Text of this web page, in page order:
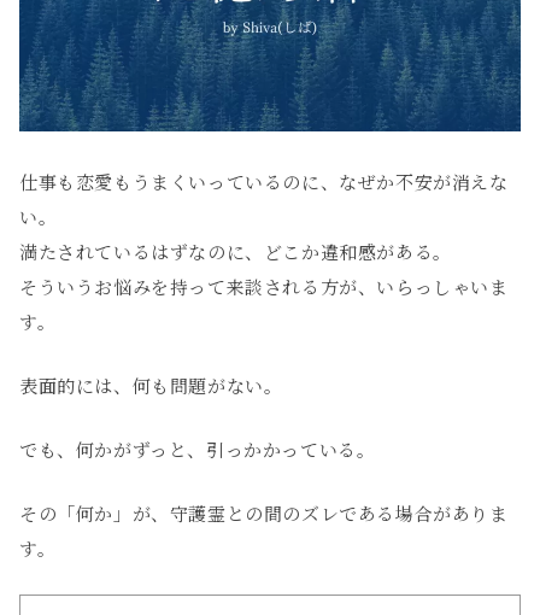
仕事も恋愛もうまくいっているのに、なぜか不安が消えな
い。
満たされているはずなのに、どこか違和感がある。
そういうお悩みを持って来談される方が、いらっしゃいま
す。
表面的には、何も問題がない。
でも、何かがずっと、引っかかっている。
その「何か」が、守護霊との間のズレである場合がありま
す。